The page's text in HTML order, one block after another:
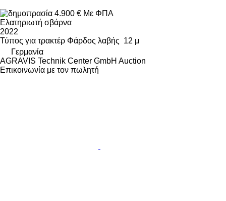
4.900 € Με ΦΠΑ
Ελατηριωτή σβάρνα
2022
Τύπος για τρακτέρ Φάρδος λαβής 12 μ
Γερμανία
AGRAVIS Technik Center GmbH Auction
Επικοινωνία με τον πωλητή